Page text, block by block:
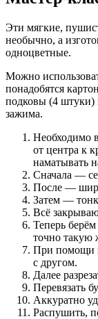
Эти мягкие,
необычно, а
одноцветные.
Можно
понадобятся
подковы (4 штуки)
зажима.
Необходимо
от центра к
наматывать
Сначала —
После —
Затем —
Всё
Теперь
точно такую
При помощи
с другом.
Далее
Перевязать
Аккуратно
Распушить,